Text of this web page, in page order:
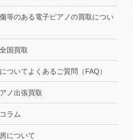
等のある電子ピアノの買取につい
国買取
ついてよくあるご質問（FAQ）
ノ出張買取
ラム
について